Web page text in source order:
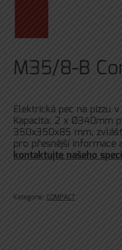
M35/8-B
Elektrická pec na pizzu
Kapacita: 2 x Ø340mm
350x350x85 mm,
pro přesnější informace
kontaktujte našeho
Kategorie:COMPACT